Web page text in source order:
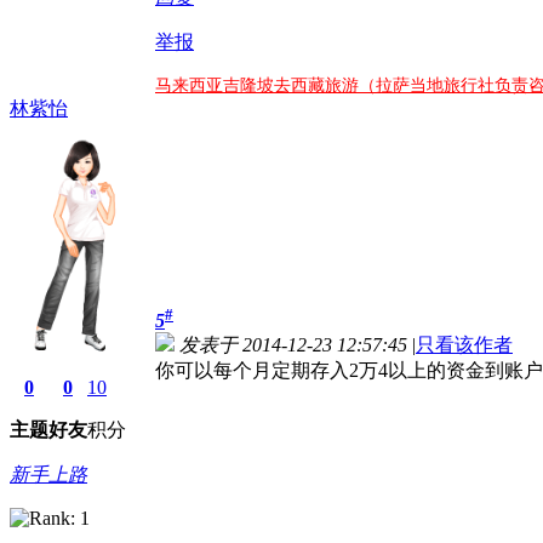
举报
马来西亚吉隆坡去西藏旅游（拉萨当地旅行社负责咨
林紫怡
0
主题
0
好友
10
积分
新手上路
5#
发表于 2014-12-23 12:57:45 |只看该作者
你可以每个月定期存入2万4以上的资金到账户